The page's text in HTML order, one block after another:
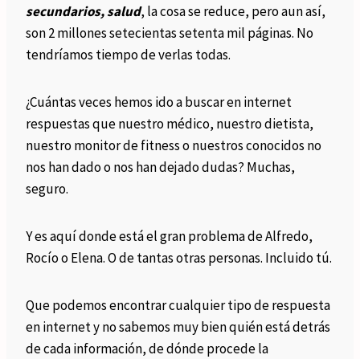
secundarios, salud, la cosa se reduce, pero aun así,
son 2 millones setecientas setenta mil páginas. No
tendríamos tiempo de verlas todas.
¿Cuántas veces hemos ido a buscar en internet
respuestas que nuestro médico, nuestro dietista,
nuestro monitor de fitness o nuestros conocidos no
nos han dado o nos han dejado dudas? Muchas,
seguro.
Y es aquí donde está el gran problema de Alfredo,
Rocío o Elena. O de tantas otras personas. Incluido tú.
Que podemos encontrar cualquier tipo de respuesta
en internet y no sabemos muy bien quién está detrás
de cada información, de dónde procede la